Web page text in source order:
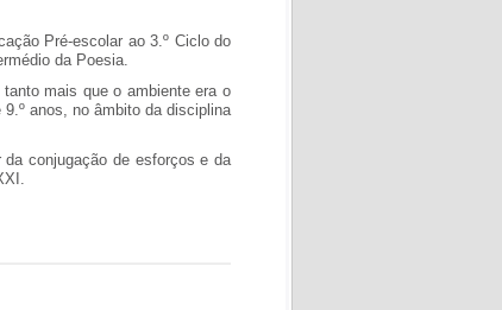
Pré-escolar ao 3.º Ciclo do
da Poesia.
mais que o ambiente era o
anos, no âmbito da disciplina
conjugação de esforços e da